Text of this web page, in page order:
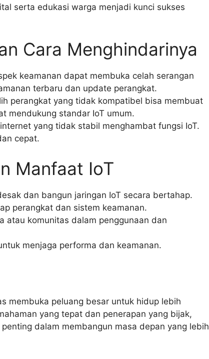
serta edukasi warga menjadi kunci sukses
Cara Menghindarinya
keamanan dapat membuka celah serangan
terbaru dan update perangkat.
perangkat yang tidak kompatibel bisa membuat
mendukung standar IoT umum.
yang tidak stabil menghambat fungsi IoT.
cepat.
Manfaat IoT
dan bangun jaringan IoT secara bertahap.
perangkat dan sistem keamanan.
atau komunitas dalam penggunaan dan
menjaga performa dan keamanan.
membuka peluang besar untuk hidup lebih
yang tepat dan penerapan yang bijak,
dalam membangun masa depan yang lebih